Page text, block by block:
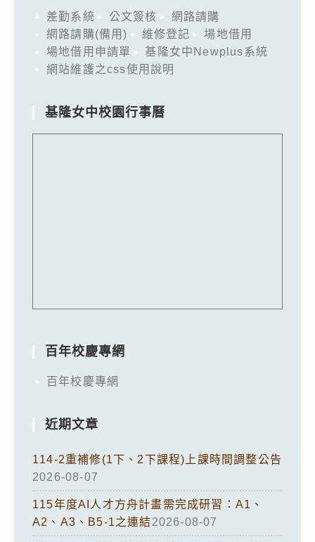
差勤系統 公文簽核
網路請購
網路請購(備用)
維修登記
場地借用
場地借用申請單
基隆女中Newplus系統
網站維護之css使用說明
基隆女中校園行事曆
百年校慶專網
百年校慶專網
近期文章
114-2重補修(1下、2下課程)上課時間調整公告
2026-08-07
115年度AI人才方舟計畫需完成研習：A1、
A2、A3、B5-1之連結2026-08-07